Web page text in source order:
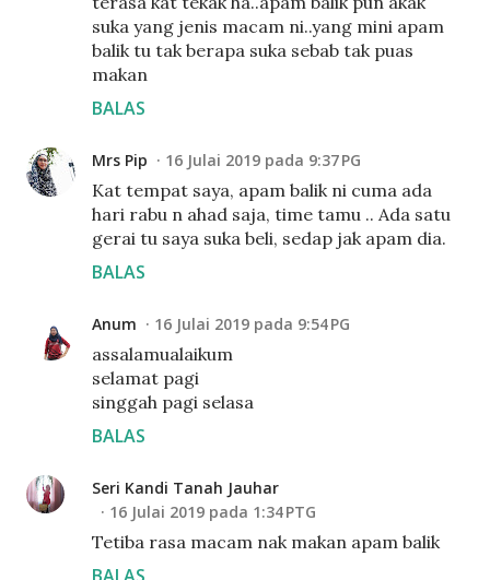
suka yang jenis macam ni..yang mini apam
balik tu tak berapa suka sebab tak puas
makan
BALAS
Mrs Pip 16 Julai 2019 pada 9:37 PG
Kat tempat saya, apam balik ni cuma ada
hari rabu n ahad saja, time tamu .. Ada satu
gerai tu saya suka beli, sedap jak apam dia.
BALAS
Anum 16 Julai 2019 pada 9:54 PG
assalamualaikum
selamat pagi
singgah pagi selasa
BALAS
Seri Kandi Tanah Jauhar
16 Julai 2019 pada 1:34 PTG
Tetiba rasa macam nak makan apam balik